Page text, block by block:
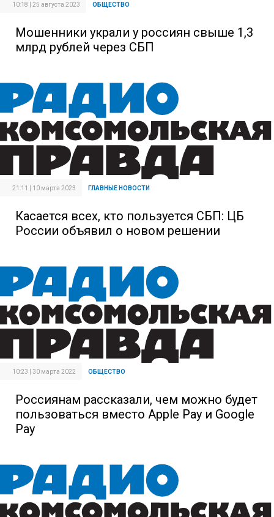
10:18 | 25 августа 2023 ОБЩЕСТВО
Мошенники украли у россиян свыше 1,3
млрд рублей через СБП
21:11 | 10 марта 2023 ГЛАВНЫЕ НОВОСТИ
Касается всех, кто пользуется СБП: ЦБ
России объявил о новом решении
10:23 | 30 марта 2022 ОБЩЕСТВО
Россиянам рассказали, чем можно будет
пользоваться вместо Apple Pay и Google
Pay